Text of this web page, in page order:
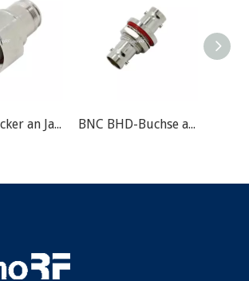
4.3-10 Stecker an Jack RF-Adapter BNC BHD-Buchse an Jack RF-Adapter